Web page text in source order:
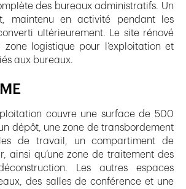
des bureaux administratifs. Un
maintenu en activité pendant les
ultérieurement. Le site rénové
logistique pour l’exploitation et
aux bureaux.
couvre une surface de 500
dépôt, une zone de transbordement
de travail, un compartiment de
ainsi qu’une zone de traitement des
Les autres espaces
des salles de conférence et une